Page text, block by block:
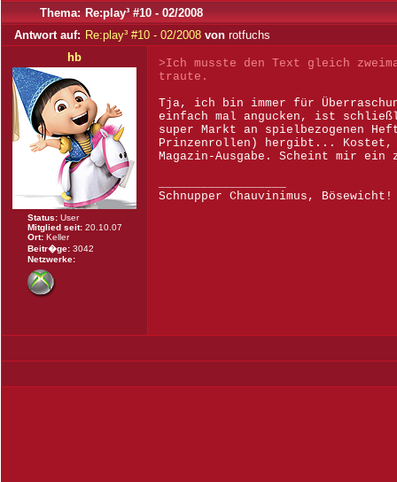
Thema: Re:play³ #10 - 02/2008
Antwort auf: Re:play³ #10 - 02/2008 von rotfuchs
hb
Status: User
Mitglied seit: 20.10.07
Ort: Keller
Beitr�ge: 3042
Netzwerke:
>Ich musste den Text gleich
traute.
Tja, ich bin immer für
einfach mal angucken, ist
super Markt an spielbezogenen
Prinzenrollen) hergibt...
Magazin-Ausgabe. Scheint mir
Schnupper Chauvinimus, Bösewicht!